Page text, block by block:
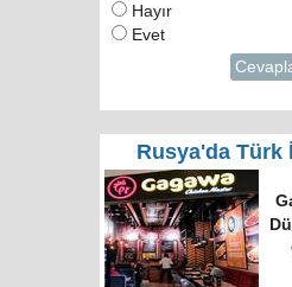
Hayır
Evet
Rusya'da Türk
Türk Dünyasında
Tek Bilgi Alanı
Hedefi: Bişkek
Zirvesi ve Yeni
İnsiyatifler